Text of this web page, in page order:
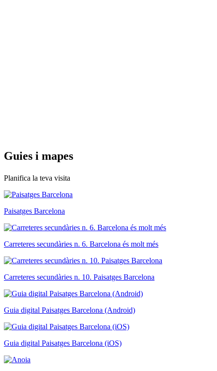
Guies i mapes
Planifica la teva visita
Paisatges Barcelona
Carreteres secundàries n. 6. Barcelona és molt més
Carreteres secundàries n. 10. Paisatges Barcelona
Guia digital Paisatges Barcelona (Android)
Guia digital Paisatges Barcelona (iOS)